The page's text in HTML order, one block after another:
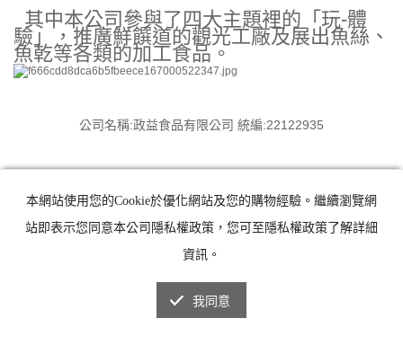
其中本公司參與了四大主題裡的「玩-體
驗」，推廣鮮饌道的觀光工廠及展出魚絲、
魚乾等各類的加工食品。
公司名稱:政益食品有限公司 統編:22122935
本網站使用您的Cookie於優化網站及您的購物經驗。繼續瀏覽網
站即表示您同意本公司隱私權政策，您可至隱私權政策了解詳細
資訊。
我同意